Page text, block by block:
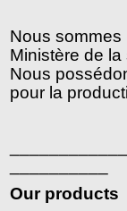
Nous sommes
Ministère de
Nous
pour la
Our products